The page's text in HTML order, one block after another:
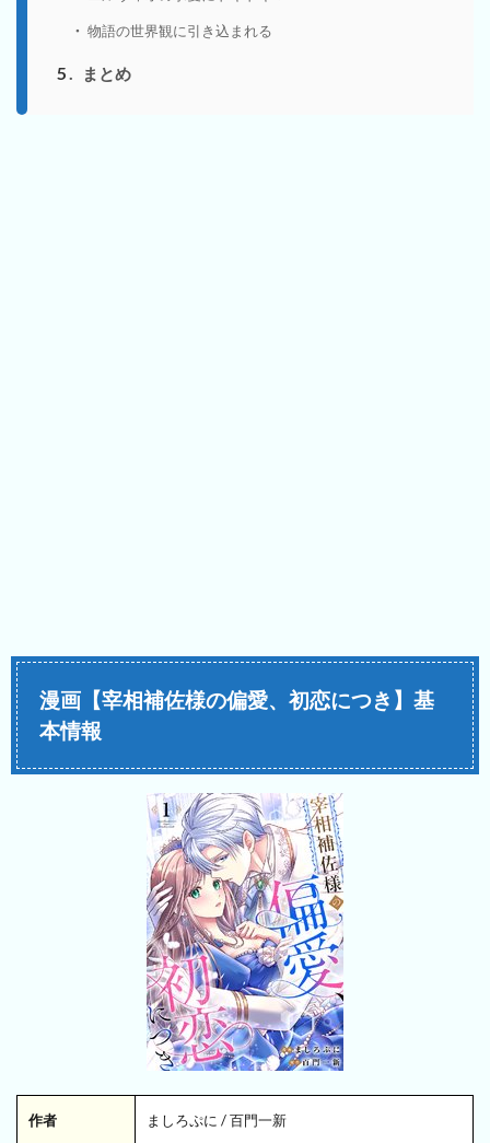
物語の世界観に引き込まれる
5 まとめ
漫画【宰相補佐様の偏愛、初恋につき】基
本情報
作者 ましろぷに / 百門一新